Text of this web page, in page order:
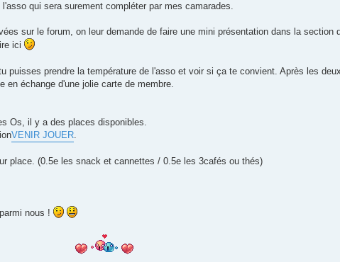
qui sera surement compléter par mes camarades.
sur le forum, on leur demande de faire une mini présentation dans la section
ici
puisses prendre la température de l'asso et voir si ça te convient. Après les
en échange d'une jolie carte de membre.
Os, il y a des places disponibles.
VENIR JOUER.
place. (0.5e les snack et cannettes / 0.5e les 3cafés ou thés)
nous !